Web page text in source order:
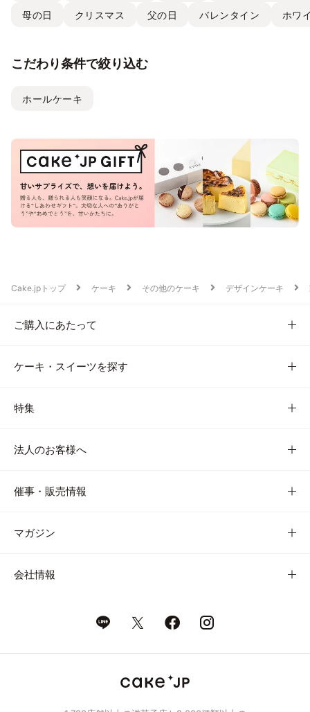
母の日 クリスマス 父の日 バレンタイン ホワ
こだわり条件で絞り込む
ホールケーキ
Cake.jpトップ ケーキ その他のケーキ デザインケーキ
ご購入にあたって
ケーキ・スイーツを探す
特集
法人のお客様へ
催事・販売情報
マガジン
会社情報